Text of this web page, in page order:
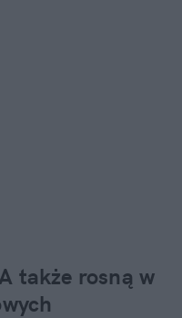
także rosną w